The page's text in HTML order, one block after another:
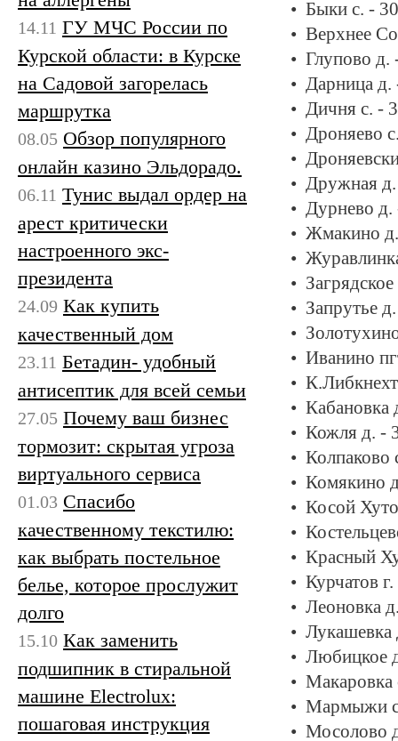
Быки с. -
Верхнее
Глупово д.
Дарница
Дичня с. -
Дроняево
Дружная
Дурнево
Жмакино
Запрутье
Иванино
Кабановка
Кожля д. -
Колпаково
Комякино
Косой
Красный
Курчатов
Леоновка
Лукашевка
Любицкое
Макаровка
Мармыжи
Мосолово
14.11 ГУ МЧС России по
Курской области: в Курске
на Садовой загорелась
маршрутка
08.05 Обзор популярного
онлайн казино Эльдорадо.
06.11 Тунис выдал ордер на
арест критически
настроенного экс-
президента
24.09 Как купить
качественный дом
23.11 Бетадин- удобный
антисептик для всей семьи
27.05 Почему ваш бизнес
тормозит: скрытая угроза
виртуального сервиса
01.03 Спасибо
качественному текстилю:
как выбрать постельное
белье, которое прослужит
долго
15.10 Как заменить
подшипник в стиральной
машине Electrolux:
пошаговая инструкция